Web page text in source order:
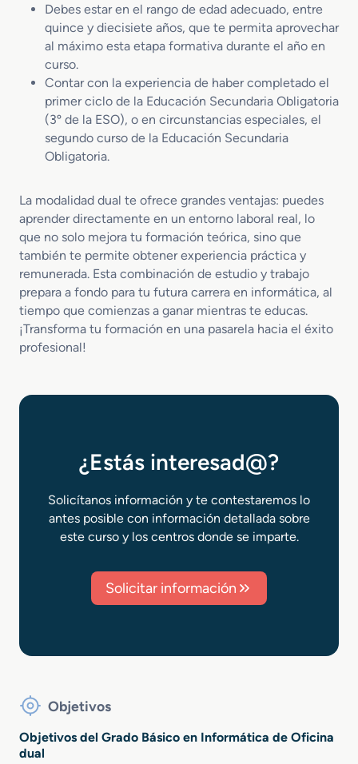
Debes estar en el rango de edad adecuado, entre
quince y diecisiete años, que te permita aprovechar
al máximo esta etapa formativa durante el año en
curso.
Contar con la experiencia de haber completado el
primer ciclo de la Educación Secundaria Obligatoria
(3º de la ESO), o en circunstancias especiales, el
segundo curso de la Educación Secundaria
Obligatoria.
La modalidad dual te ofrece grandes ventajas: puedes
aprender directamente en un entorno laboral real, lo
que no solo mejora tu formación teórica, sino que
también te permite obtener experiencia práctica y
remunerada. Esta combinación de estudio y trabajo
prepara a fondo para tu futura carrera en informática, al
tiempo que comienzas a ganar mientras te educas.
¡Transforma tu formación en una pasarela hacia el éxito
profesional!
¿Estás interesad@?
Solicítanos información y te contestaremos lo
antes posible con información detallada sobre
este curso y los centros donde se imparte.
Solicitar información
Objetivos
Objetivos del Grado Básico en Informática de Oficina
dual